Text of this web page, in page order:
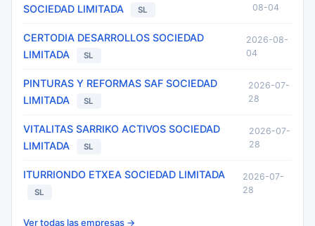
SOCIEDAD LIMITADA
SL
08-04
CERTODIA DESARROLLOS SOCIEDAD
LIMITADA
SL
2026-08-
04
PINTURAS Y REFORMAS SAF SOCIEDAD
LIMITADA
SL
2026-07-
28
VITALITAS SARRIKO ACTIVOS SOCIEDAD
LIMITADA
SL
2026-07-
28
ITURRIONDO ETXEA SOCIEDAD LIMITADA
SL
2026-07-
28
Ver todas las empresas →